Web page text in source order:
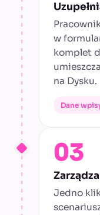
w
komplet
na Dysku.
Dane
03
Jedno